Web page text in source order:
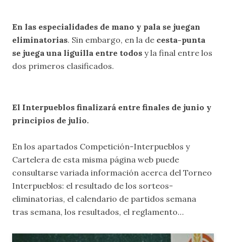
En las especialidades de mano y pala se juegan
eliminatorias. Sin embargo, en la de cesta-punta
se juega una liguilla entre todos y la final entre los
dos primeros clasificados.
El Interpueblos finalizará entre finales de junio y
principios de julio.
En los apartados Competición-Interpueblos y
Cartelera de esta misma página web puede
consultarse variada información acerca del Torneo
Interpueblos: el resultado de los sorteos-
eliminatorias, el calendario de partidos semana
tras semana, los resultados, el reglamento…